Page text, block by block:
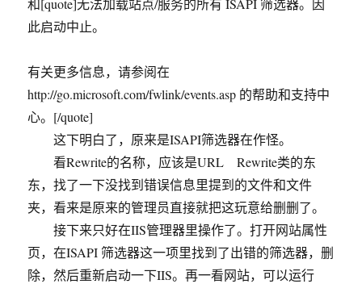
和[quote]无法加载站点/服务的所有 ISAPI 筛选器。因
此启动中止。
有关更多信息，请参阅在
http://go.microsoft.com/fwlink/events.asp 的帮助和支持中
心。[/quote]
这下明白了，原来是ISAPI筛选器在作怪。
看Rewrite的名称，应该是URL Rewrite类的东
东，找了一下没找到错误信息里提到的文件和文件
夹，看来是原来的管理员直接就把这玩意给删删了。
接下来只好在IIS管理器里操作了。打开网站属性
页，在ISAPI 筛选器这一项里找到了出错的筛选器，删
除，然后重新启动一下IIS。再一看网站，可以运行